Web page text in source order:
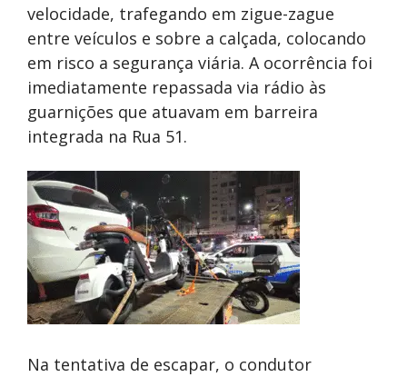
velocidade, trafegando em zigue-zague
entre veículos e sobre a calçada, colocando
em risco a segurança viária. A ocorrência foi
imediatamente repassada via rádio às
guarnições que atuavam em barreira
integrada na Rua 51.
Na tentativa de escapar, o condutor